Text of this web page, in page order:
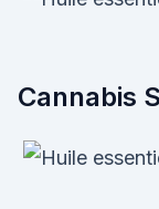
Cannabis